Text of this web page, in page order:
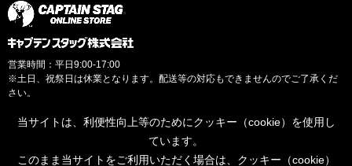
営業時間：平日9:00-17:00
※土日、祝祭日は休業となります。配送等の対応もできませんのでご了承くだ
さい。
当サイトは、利便性向上等のためにクッキー（cookie）を使用し
ています。
このまま当サイトをご利用いただく場合は、クッキー（cookie）